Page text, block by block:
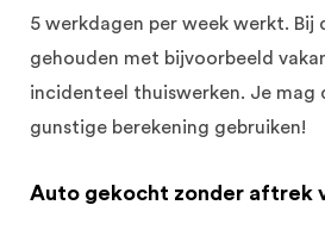
5 werkdagen per week werkt. Bij
gehouden met bijvoorbeeld
incidenteel thuiswerken. Je mag
gunstige berekening gebruiken!
Auto gekocht zonder aftrek